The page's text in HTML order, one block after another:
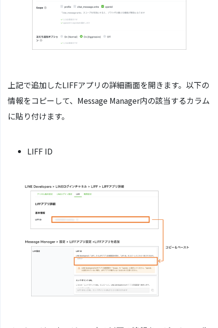
上記で追加したLIFFアプリの詳細画面を開きます。以下の
情報をコピーして、Message Manager内の該当するカラム
に貼り付けます。
LIFF ID